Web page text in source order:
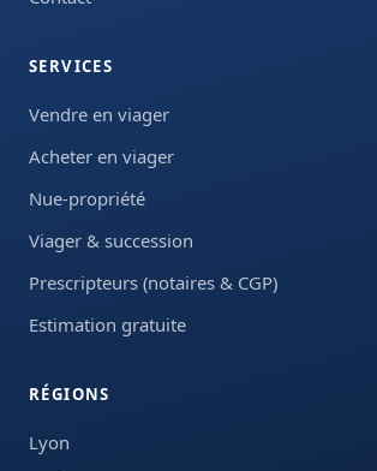
SERVICES
Vendre en viager
Acheter en viager
Nue-propriété
Viager & succession
Prescripteurs (notaires & CGP)
Estimation gratuite
RÉGIONS
Lyon